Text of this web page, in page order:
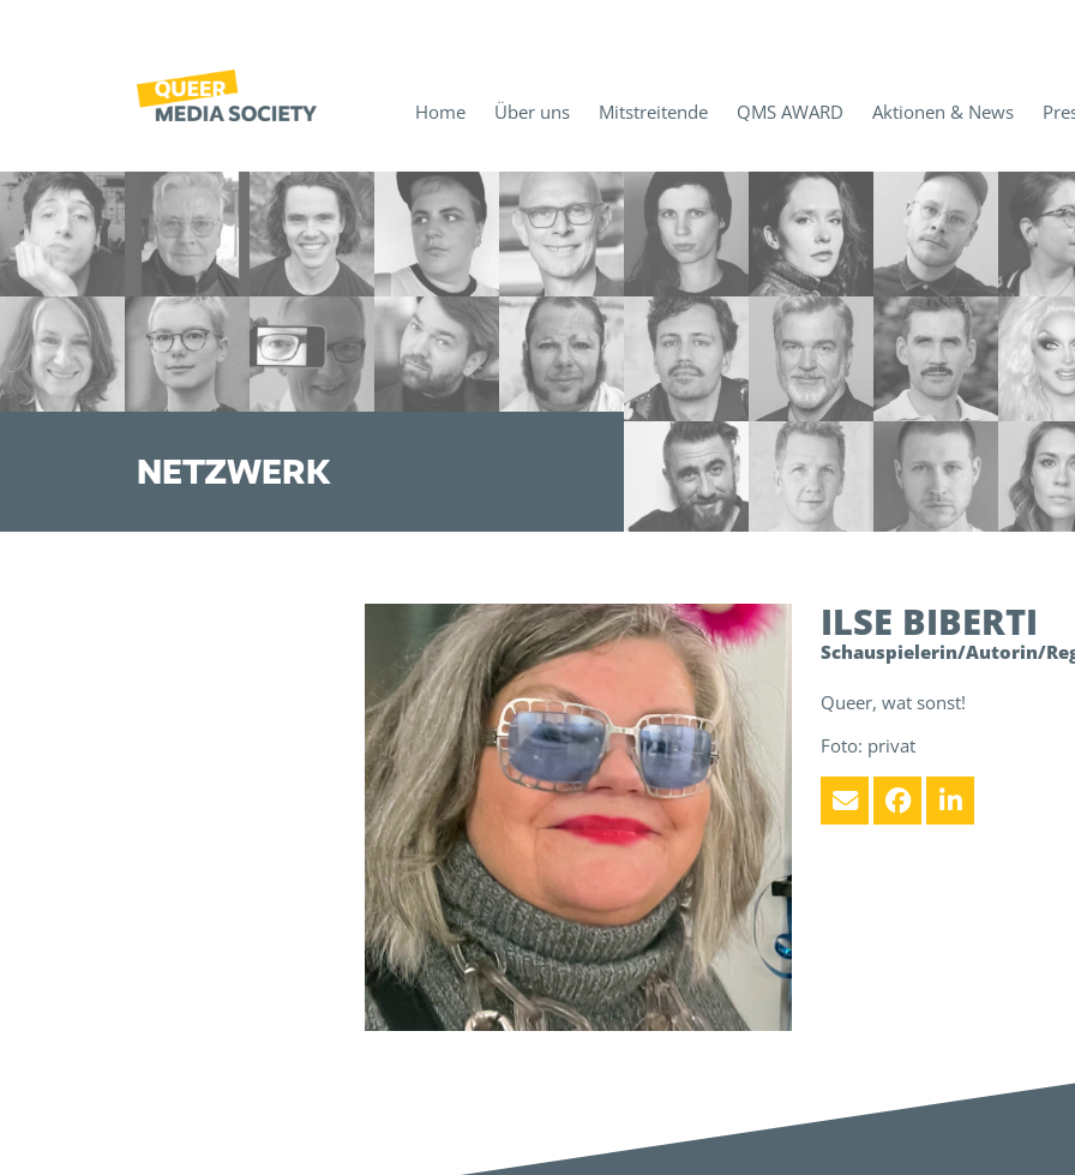
Home Über uns Mitstreitende QMS AWARD Aktionen & News
NETZWERK
ILSE BIBERTI
Schauspielerin/Autorin/
Queer, wat sonst!
Foto: privat